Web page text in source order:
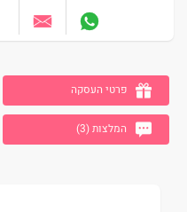
פרטי העסקה
המלצות (3)